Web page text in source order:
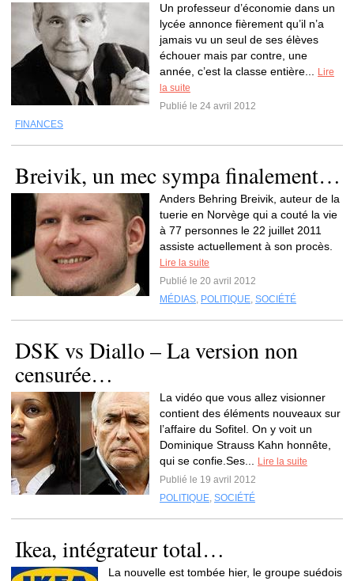
Un professeur d’économie dans un
lycée annonce fièrement qu’il n’a
jamais vu un seul de ses élèves
échouer mais par contre, une
année, c’est la classe entière...
Lire
la suite
Publié le 24 avril 2012
FINANCES
Breivik, un mec sympa finalement…
Anders Behring Breivik, auteur de la
tuerie en Norvège qui a couté la vie
à 77 personnes le 22 juillet 2011
assiste actuellement à son procès.
Lire la suite
Publié le 20 avril 2012
MÉDIAS, POLITIQUE, SOCIÉTÉ
DSK vs Diallo – La version non
censurée…
La vidéo que vous allez visionner
contient des éléments nouveaux sur
l’affaire du Sofitel. On y voit un
Dominique Strauss Kahn honnête,
qui se confie.Ses...
Lire la suite
Publié le 19 avril 2012
POLITIQUE, SOCIÉTÉ
Ikea, intégrateur total…
La nouvelle est tombée hier, le groupe suédois